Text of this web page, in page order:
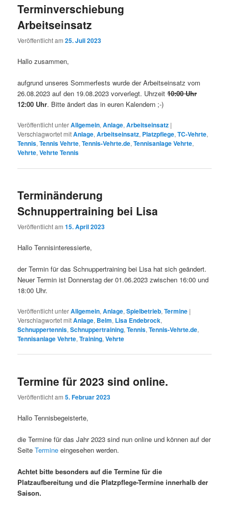
Terminverschiebung
Arbeitseinsatz
Veröffentlicht am25. Juli 2023
Hallo zusammen,
aufgrund unseres Sommerfests wurde der Arbeitseinsatz vom
26.08.2023 auf den 19.08.2023 vorverlegt. Uhrzeit10:00 Uhr
12:00 Uhr. Bitte ändert das in euren Kalendern ;-)
Veröffentlicht unterAllgemein,Anlage,Arbeitseinsatz |
Verschlagwortet mitAnlage,Arbeitseinsatz, Platzpflege,TC-Vehrte,
Tennis,Tennis Vehrte,Tennis-Vehrte.de,Tennisanlage Vehrte,
Vehrte,Vehrte Tennis
Terminänderung
Schnuppertraining bei Lisa
Veröffentlicht am15. April 2023
Hallo Tennisinteressierte,
der Termin für das Schnuppertraining bei Lisa hat sich geändert.
Neuer Termin ist Donnerstag der 01.06.2023 zwischen 16:00 und
18:00 Uhr.
Veröffentlicht unterAllgemein,Anlage,Spielbetrieb,Termine |
Verschlagwortet mitAnlage, Belm, Lisa Endebrock,
Schnuppertennis,Schnuppertraining,Tennis,Tennis-Vehrte.de,
Tennisanlage Vehrte,Training,Vehrte
Termine für 2023 sind online.
Veröffentlicht am5. Februar 2023
Hallo Tennisbegeisterte,
die Termine für das Jahr 2023 sind nun online und können auf der
SeiteTermine eingesehen werden.
Achtet bitte besonders auf die Termine für die
Platzaufbereitung und die Platzpflege-Termine innerhalb der
Saison.